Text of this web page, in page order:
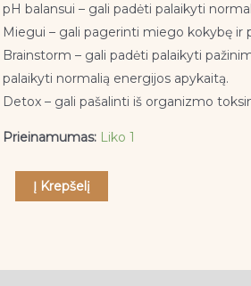
pH balansui – gali padėti palaikyti
Miegui – gali pagerinti miego kokybę ir
Brainstorm – gali padėti palaikyti
palaikyti normalią energijos apykaitą.
Detox – gali pašalinti iš organizmo
Prieinamumas: Liko 1
Į Krepšelį